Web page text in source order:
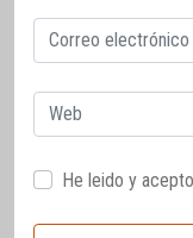
Correo
electrónico
Web
He leido y